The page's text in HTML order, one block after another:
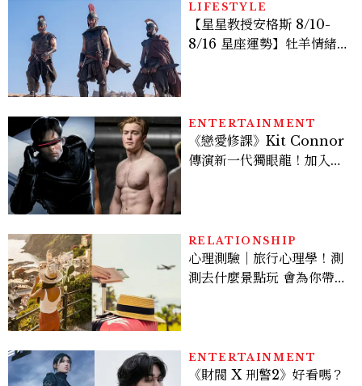
LIFESTYLE
【星星教授安格斯 8/10-
8/16 星座運勢】牡羊情緒
ENTERTAINMENT
《戀愛修課》Kit Connor
傳演新一代獨眼龍！加入新
RELATIONSHIP
心理測驗｜旅行心理學！測
測去什麼景點玩 會為你帶來
ENTERTAINMENT
《財閥 X 刑警2》好看嗎？